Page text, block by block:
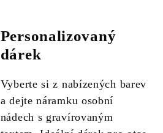
Personalizovaný
dárek
Vyberte si z nabízených barev
a dejte náramku osobní
nádech s gravírovaným